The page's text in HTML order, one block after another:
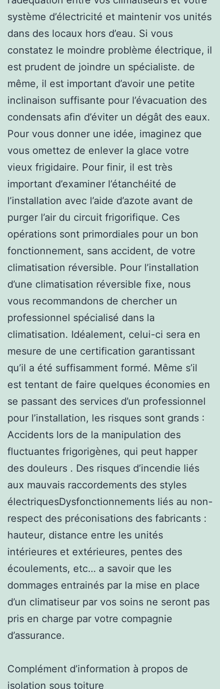
système d’électricité et maintenir vos unités
dans des locaux hors d’eau. Si vous
constatez le moindre problème électrique, il
est prudent de joindre un spécialiste. de
même, il est important d’avoir une petite
inclinaison suffisante pour l’évacuation des
condensats afin d’éviter un dégât des eaux.
Pour vous donner une idée, imaginez que
vous omettez de enlever la glace votre
vieux frigidaire. Pour finir, il est très
important d’examiner l’étanchéité de
l’installation avec l’aide d’azote avant de
purger l’air du circuit frigorifique. Ces
opérations sont primordiales pour un bon
fonctionnement, sans accident, de votre
climatisation réversible. Pour l’installation
d’une climatisation réversible fixe, nous
vous recommandons de chercher un
professionnel spécialisé dans la
climatisation. Idéalement, celui-ci sera en
mesure de une certification garantissant
qu’il a été suffisamment formé. Même s’il
est tentant de faire quelques économies en
se passant des services d’un professionnel
pour l’installation, les risques sont grands :
Accidents lors de la manipulation des
fluctuantes frigorigènes, qui peut happer
des douleurs . Des risques d’incendie liés
aux mauvais raccordements des styles
électriquesDysfonctionnements liés au non-
respect des préconisations des fabricants :
hauteur, distance entre les unités
intérieures et extérieures, pentes des
écoulements, etc… a savoir que les
dommages entrainés par la mise en place
d’un climatiseur par vos soins ne seront pas
pris en charge par votre compagnie
d’assurance.
Complément d’information à propos de
isolation sous toiture